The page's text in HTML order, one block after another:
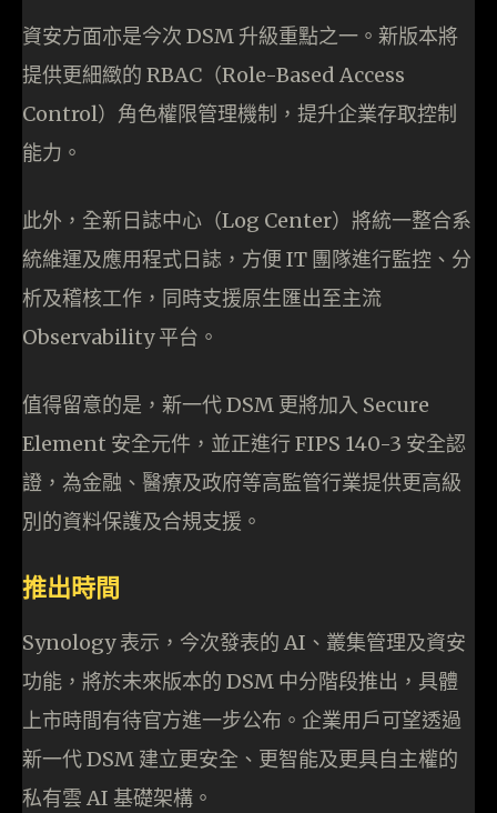
資安方面亦是今次 DSM 升級重點之一。新版本將
提供更細緻的 RBAC（Role-Based Access
Control）角色權限管理機制，提升企業存取控制
能力。
此外，全新日誌中心（Log Center）將統一整合系
統維運及應用程式日誌，方便 IT 團隊進行監控、分
析及稽核工作，同時支援原生匯出至主流
Observability 平台。
值得留意的是，新一代 DSM 更將加入 Secure
Element 安全元件，並正進行 FIPS 140-3 安全認
證，為金融、醫療及政府等高監管行業提供更高級
別的資料保護及合規支援。
推出時間
Synology 表示，今次發表的 AI、叢集管理及資安
功能，將於未來版本的 DSM 中分階段推出，具體
上市時間有待官方進一步公布。企業用戶可望透過
新一代 DSM 建立更安全、更智能及更具自主權的
私有雲 AI 基礎架構。